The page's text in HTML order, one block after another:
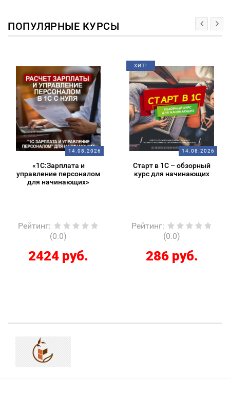
ПОПУЛЯРНЫЕ КУРСЫ
14.08.2026
«1С:Зарплата и
управление персоналом
для начинающих»
Рейтинг:
(0.0)
2424 руб.
ХИТ!
14.08.2026
Старт в 1С – обзорный
курс для начинающих
Рейтинг:
(0.0)
286 руб.